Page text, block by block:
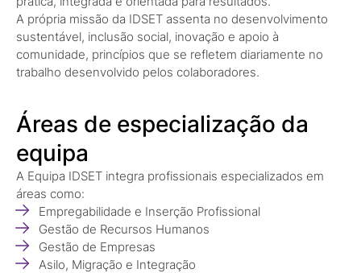
A própria missão da IDSET assenta no desenvolvimento
sustentável, inclusão social, inovação e apoio à
comunidade, princípios que se refletem diariamente no
trabalho desenvolvido pelos colaboradores.
Áreas de especialização da
equipa
A Equipa IDSET integra profissionais especializados em
áreas como:
Empregabilidade e Inserção Profissional
Gestão de Recursos Humanos
Gestão de Empresas
Asilo, Migração e Integração